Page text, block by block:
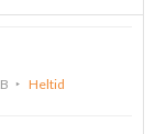
Heltid